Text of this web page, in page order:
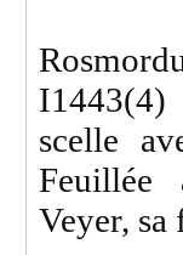
scelle
Feuillée
Veyer, sa